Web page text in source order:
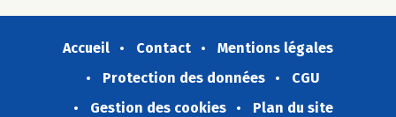
Accueil Contact
Mentions légales
Protection des données
CGU
Gestion des cookies
Plan du site